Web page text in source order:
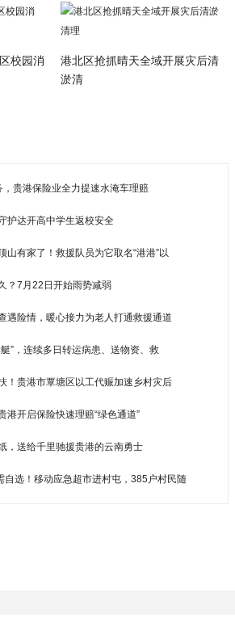
校园消
港北区抢抓晴天全域开展灾后清
淤清
贵港保险业全力提速水淹车理赔
护达开高中学生返校安全
山有家了！救援队员为它取名“港港”以
？7月22日开始雨势减弱
遇险情，暖心接力为老人打通救援通道
”，连续多日转运病患、送物资、救
！贵港市覃塘区以工代赈加速乡村灾后
港开启保险快速理赔“绿色通道”
，送给千里驰援贵港的云南勇士
自选！移动应急超市进村屯，385户村民随